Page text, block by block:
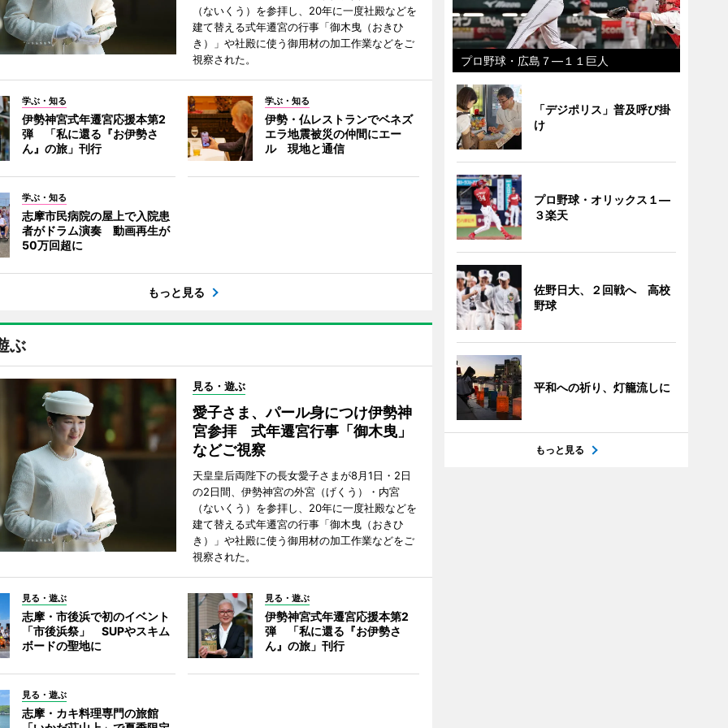
（ないくう）を参拝し、20年に一度社殿などを
建て替える式年遷宮の行事「御木曳（おきひ
き）」や社殿に使う御用材の加工作業などをご
視察された。
学ぶ・知る
伊勢神宮式年遷宮応援本第2
弾 「私に還る『お伊勢さ
ん』の旅」刊行
学ぶ・知る
伊勢・仏レストランでベネズ
エラ地震被災の仲間にエー
ル 現地と通信
学ぶ・知る
志摩市民病院の屋上で入院患
者がドラム演奏 動画再生が
50万回超に
もっと見る
ぶ
見る・遊ぶ
愛子さま、パール身につけ伊勢神
宮参拝 式年遷宮行事「御木曳」
などご視察
天皇皇后両陛下の長女愛子さまが8月1日・2日
の2日間、伊勢神宮の外宮（げくう）・内宮
（ないくう）を参拝し、20年に一度社殿などを
建て替える式年遷宮の行事「御木曳（おきひ
き）」や社殿に使う御用材の加工作業などをご
視察された。
見る・遊ぶ
志摩・市後浜で初のイベント
「市後浜祭」 SUPやスキム
ボードの聖地に
見る・遊ぶ
伊勢神宮式年遷宮応援本第2
弾 「私に還る『お伊勢さ
ん』の旅」刊行
見る・遊ぶ
志摩・カキ料理専門の旅館
プロ野球・広島７―１１巨人
「デジポリス」普及呼び掛
け
プロ野球・オリックス１―
３楽天
佐野日大、２回戦へ 高校
野球
平和への祈り、灯籠流しに
もっと見る